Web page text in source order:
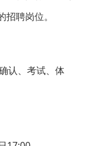
聘岗位。
认、考试、体